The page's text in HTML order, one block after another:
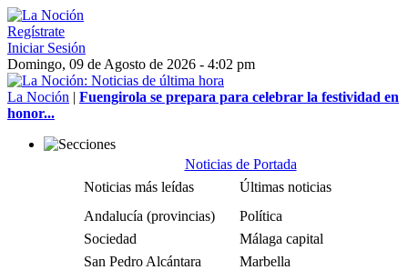
Regístrate
Iniciar Sesión
Domingo, 09 de Agosto de 2026 - 4:02 pm
La Noción | Fuengirola se prepara para celebrar la festividad en
honor...
Noticias de Portada
Noticias más leídas
Últimas noticias
Andalucía (provincias)
Política
Sociedad
Málaga capital
San Pedro Alcántara
Marbella